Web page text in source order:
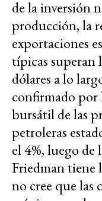
de la inversión
producción, la
exportaciones
típicas superan
dólares a lo
confirmado por
bursátil de las
petroleras
el 4%, luego de
Friedman tiene
no cree que las